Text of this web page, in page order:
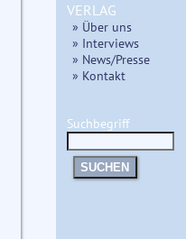
VERLAG
» Über uns
» Interviews
» News/Presse
» Kontakt
Suchbegriff
SUCHEN